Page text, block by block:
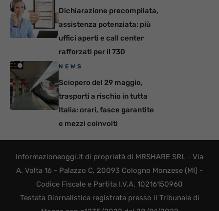
Dichiarazione precompilata,
assistenza potenziata: più
uffici aperti e call center
rafforzati per il 730
NEWS
Sciopero del 29 maggio,
trasporti a rischio in tutta
Italia: orari, fasce garantite
e mezzi coinvolti
Informazioneoggi.it di proprietà di MRSHARE SRL - Via
A. Volta 16 - Palazzo C, 20093 Cologno Monzese (MI) -
Codice Fiscale e Partita I.V.A. 10216150960
Testata Giornalistica registrata presso il Tribunale di